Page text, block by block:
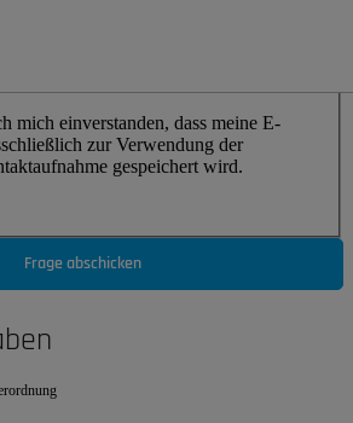
mich einverstanden, dass meine E-
zur Verwendung der
gespeichert wird.
Frage abschicken